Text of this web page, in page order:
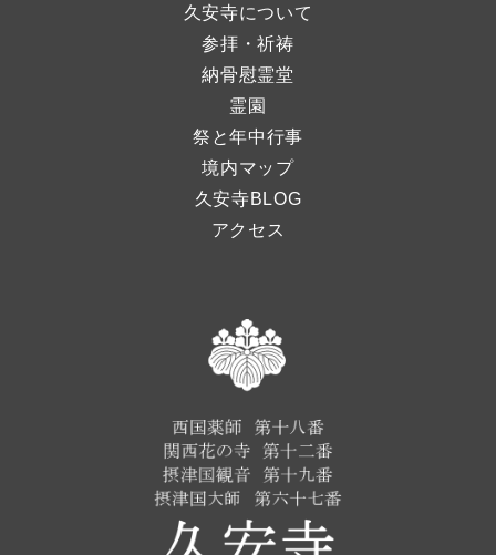
久安寺について
参拝・祈祷
納骨慰霊堂
霊園
祭と年中行事
境内マップ
久安寺BLOG
アクセス